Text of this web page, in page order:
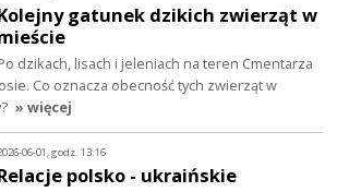
gatunek dzikich zwierząt w
dzikach, lisach i jeleniach na teren Cmentarza
Co oznacza obecność tych zwierząt w
» więcej
06-01, godz. 13:16
polsko - ukraińskie